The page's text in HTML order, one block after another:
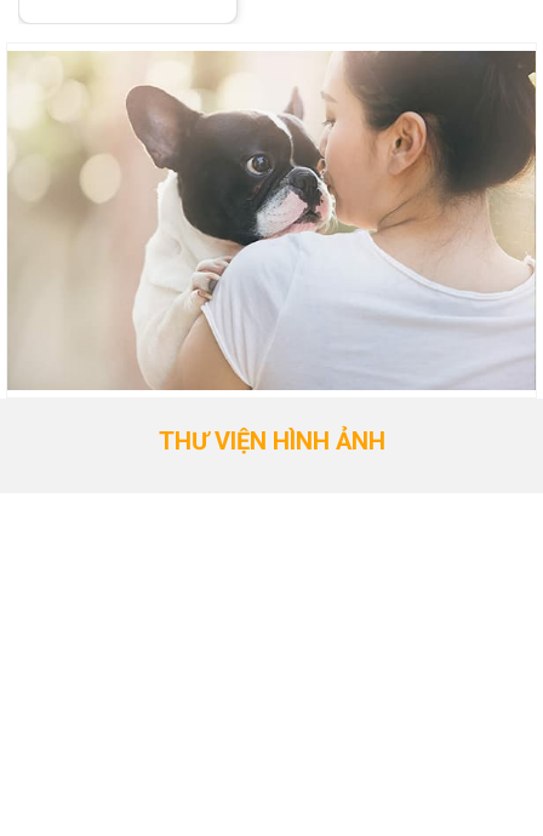
THƯ VIỆN HÌNH ẢNH